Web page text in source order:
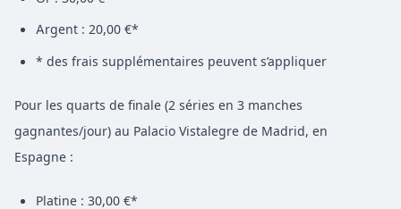
Argent : 20,00 €*
* des frais supplémentaires peuvent s’appliquer
Pour les quarts de finale (2 séries en 3 manches
gagnantes/jour) au Palacio Vistalegre de Madrid, en
Espagne :
Platine : 30,00 €*